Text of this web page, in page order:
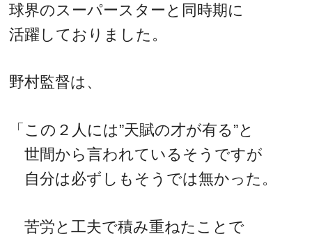
球界のスーパースターと同時期に
活躍しておりました。
野村監督は、
「この２人には”天賦の才が有る”と
世間から言われているそうですが
自分は必ずしもそうでは無かった。
苦労と工夫で積み重ねたことで